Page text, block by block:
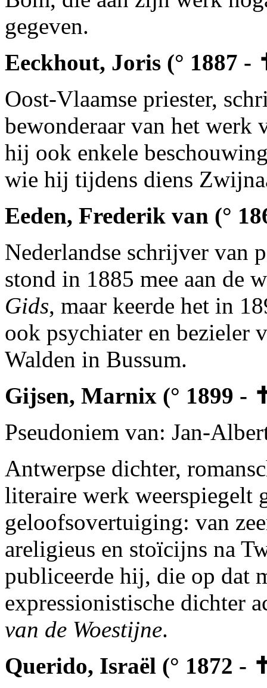
gegeven.
Eeckhout, Joris (° 1887 -
Oost-Vlaamse priester,
bewonderaar van het werk
hij ook enkele
wie hij tijdens diens
Eeden, Frederik van (°
Nederlandse schrijver van
stond in 1885 mee aan de
Gids, maar keerde het in
ook psychiater en bezieler
Walden in Bussum.
Gijsen, Marnix (° 1899 -
Pseudoniem van: Jan-
Antwerpse dichter,
literaire werk weerspiegelt
geloofsovertuiging: van
areligieus en stoïcijns na
publiceerde hij, die op dat
expressionistische dichter
van de Woestijne.
Querido, Israël (° 1872 -